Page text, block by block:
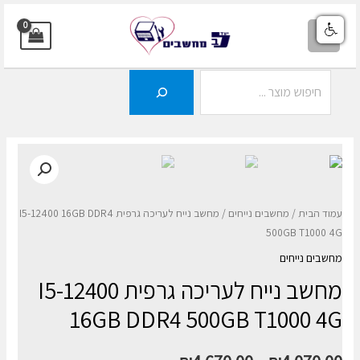
דילוג
לתוכן
MAIN
עמוד הבית/ מחשבים נייחים
/ מחשב נייח לעריכה גרפית I5-12400 16GB DDR4
500GB T1000 4G
מחשבים נייחים
מחשב נייח לעריכה גרפית I5-12400
16GB DDR4 500GB T1000 4G